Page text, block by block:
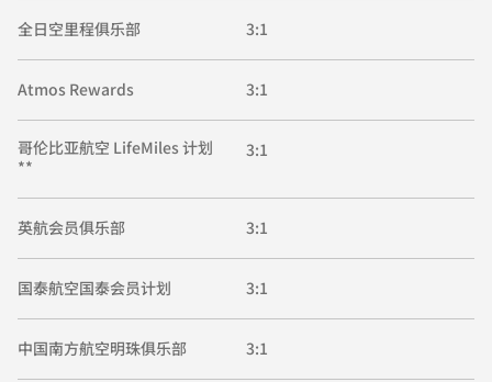
全日空里程俱乐部 3:1
Atmos Rewards 3:1
哥伦比亚航空 LifeMiles 计划
**
3:1
英航会员俱乐部 3:1
国泰航空国泰会员计划 3:1
中国南方航空明珠俱乐部 3:1